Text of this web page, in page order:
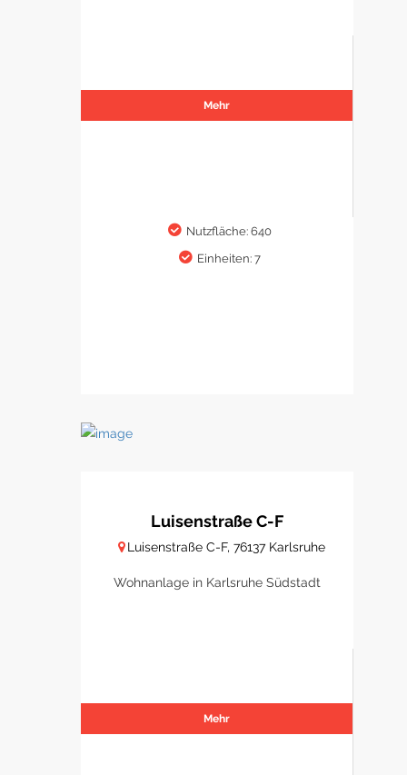
Mehr
Nutzfläche: 640
Einheiten: 7
Luisenstraße C-F
Luisenstraße C-F, 76137 Karlsruhe
Wohnanlage in Karlsruhe Südstadt
Mehr